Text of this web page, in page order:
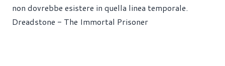
non dovrebbe esistere in quella linea temporale.
Dreadstone - The Immortal Prisoner